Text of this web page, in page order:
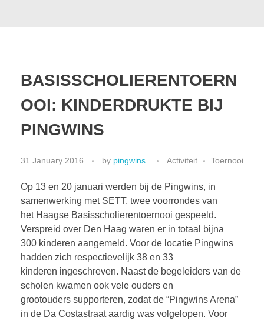
BASISSCHOLIERENTOERN
OOI: KINDERDRUKTE BIJ
PINGWINS
31 January 2016 by pingwins Activiteit Toernooi
Op 13 en 20 januari werden bij de Pingwins, in
samenwerking met SETT, twee voorrondes van
het Haagse Basisscholierentoernooi gespeeld.
Verspreid over Den Haag waren er in totaal bijna
300 kinderen aangemeld. Voor de locatie Pingwins
hadden zich respectievelijk 38 en 33
kinderen ingeschreven. Naast de begeleiders van de
scholen kwamen ook vele ouders en
grootouders supporteren, zodat de “Pingwins Arena”
in de Da Costastraat aardig was volgelopen. Voor